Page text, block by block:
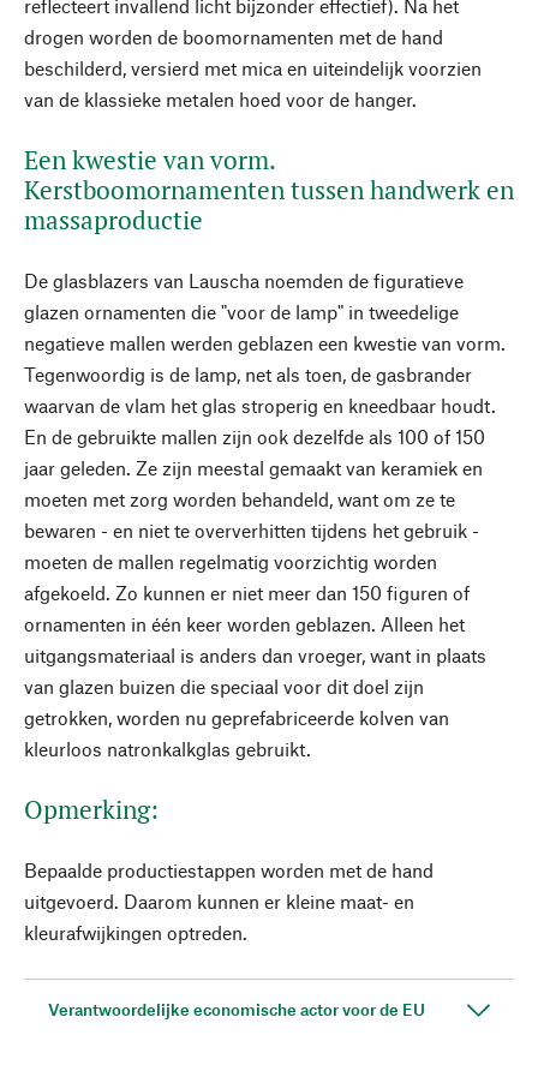
reflecteert invallend licht bijzonder effectief). Na het
drogen worden de boomornamenten met de hand
beschilderd, versierd met mica en uiteindelijk voorzien
van de klassieke metalen hoed voor de hanger.
Een kwestie van vorm.
Kerstboomornamenten tussen handwerk en
massaproductie
De glasblazers van Lauscha noemden de figuratieve
glazen ornamenten die "voor de lamp" in tweedelige
negatieve mallen werden geblazen een kwestie van vorm.
Tegenwoordig is de lamp, net als toen, de gasbrander
waarvan de vlam het glas stroperig en kneedbaar houdt.
En de gebruikte mallen zijn ook dezelfde als 100 of 150
jaar geleden. Ze zijn meestal gemaakt van keramiek en
moeten met zorg worden behandeld, want om ze te
bewaren - en niet te oververhitten tijdens het gebruik -
moeten de mallen regelmatig voorzichtig worden
afgekoeld. Zo kunnen er niet meer dan 150 figuren of
ornamenten in één keer worden geblazen. Alleen het
uitgangsmateriaal is anders dan vroeger, want in plaats
van glazen buizen die speciaal voor dit doel zijn
getrokken, worden nu geprefabriceerde kolven van
kleurloos natronkalkglas gebruikt.
Opmerking:
Bepaalde productiestappen worden met de hand
uitgevoerd. Daarom kunnen er kleine maat- en
kleurafwijkingen optreden.
Verantwoordelijke economische actor voor de EU